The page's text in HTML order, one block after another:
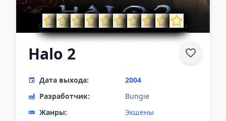
Halo 2
Дата выхода:
2004
Разработчик:
Bungie
Жанры:
Экшены